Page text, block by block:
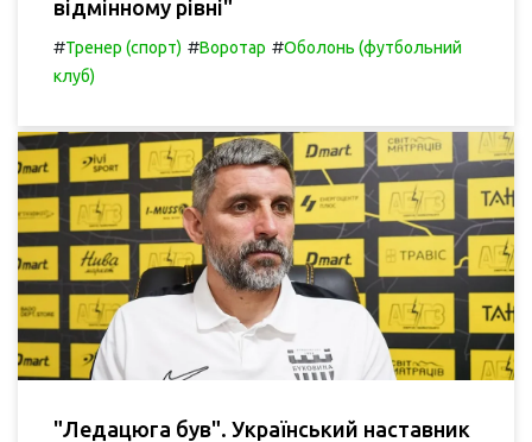
відмінному рівні"
#Тренер (спорт) #Воротар #Оболонь (футбольний
клуб)
"Ледацюга був". Український наставник